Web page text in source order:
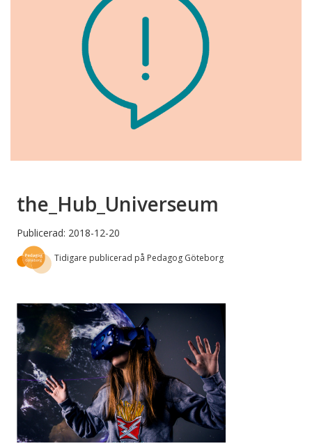
the_Hub_Universeum
Publicerad: 2018-12-20
Tidigare publicerad på Pedagog Göteborg